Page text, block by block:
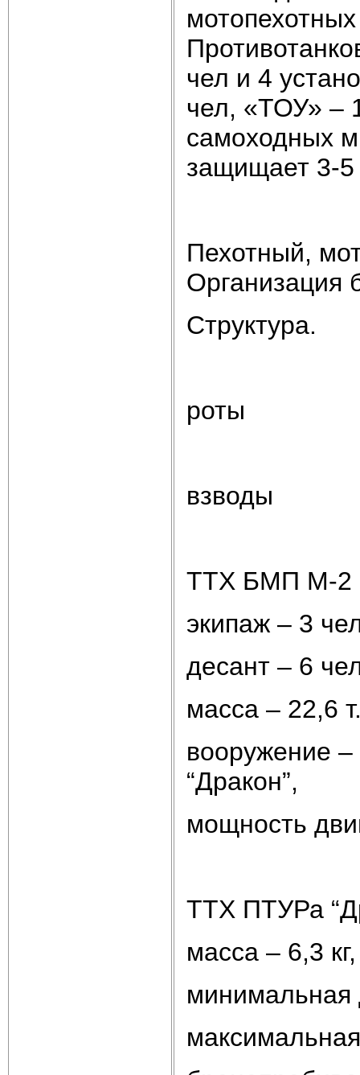
чел и 4
чел, «ТОУ» –
самоходных
защищает 3-5
Пехотный,
Организация
Структура.
роты
взводы
ТТХ БМП М-2
экипаж – 3
десант – 6
масса – 22,6
вооружение
“Дракон”,
мощность
ТТХ ПТУРа
масса – 6,3 кг,
минимальная